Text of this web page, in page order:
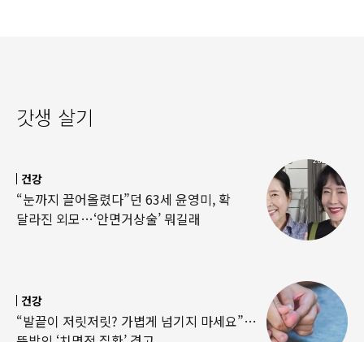
갓생 살기
건강
“눈까지 끌어올렸다”던 63세 윤영미, 확
달라진 외모…‘안면거상술’ 뭐길래
건강
“발끝이 저릿저릿? 가볍게 넘기지 마세요”…